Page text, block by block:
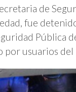
de
fue
Pública
por usuarios